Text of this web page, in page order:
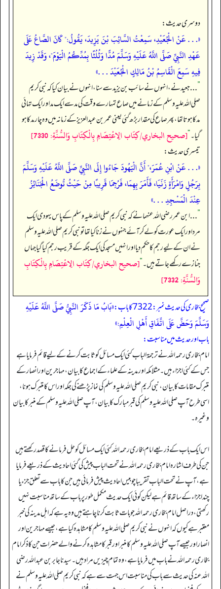
دوسری حدیث:
«. . . عَنْ الْجُعَيْدِ، سَمِعْتُ السَّائِبَ بْنَ يَزِيدَ، يَقُولُ:" كَانَ الصَّاعُ عَلَى
عَهْدِ النَّبِيِّ صَلَّى اللَّهُ عَلَيْهِ وَسَلَّمَ مُدًّا وَثُلُثًا بِمُدِّكُمُ الْيَوْمَ"، وَقَدْ زِيدَ
فِيهِ سَمِعَ الْقَاسِمُ بْنُ مَالِكٍ الْجُعَيْدَ . . .»
”. . . جعید نے، انہوں نے سائب بن یزید سے سنا، انہوں نے بیان کیا کہ نبی کریم
صلی اللہ علیہ وسلم کے زمانے میں صاع تمہارے وقت کی مد سے ایک مد اور ایک تہائی
مد کا ہوتا تھا، پھر صاع کی مقدار بڑھ گئی یعنی عمر بن عبدالعزیز کے زمانہ میں وہ چار مد کا ہو
گیا۔“[صحيح البخاري/كِتَاب الِاعْتِصَامِ بِالْكِتَابِ وَالسُّنَّةِ: 7330]
تیسری حدیث:
«. . . عَنْ ابْنِ عُمَرَ،" أَنَّ الْيَهُودَ جَاءُوا إِلَى النَّبِيِّ صَلَّى اللَّهُ عَلَيْهِ وَسَلَّمَ
بِرَجُلٍ وَامْرَأَةٍ زَنَيَا، فَأَمَرَ بِهِمَا، فَرُجِمَا قَرِيبًا مِنْ حَيْثُ تُوضَعُ الْجَنَائِزُ
عِنْدَ الْمَسْجِدِ . . .»
”. . . ابن عمر رضی اللہ عنہما نے کہ نبی کریم صلی اللہ علیہ وسلم کے پاس یہودی ایک
مرد اور ایک عورت کو لے کر آئے جنہوں نے زنا کیا تھا تو نبی کریم صلی اللہ علیہ وسلم
نے ان کے لیے رجم کا حکم دیا اور انہیں مسجد کی ایک جگہ کے قریب رجم کیا گیا جہاں
جنازے رکھے جاتے ہیں۔“[صحيح البخاري/كِتَاب الِاعْتِصَامِ بِالْكِتَابِ
وَالسُّنَّةِ: 7332]
صحیح بخاری کی حدیث نمبر: 7322 کا باب:
«بَابُ مَا ذَكَرَ النَّبِيُّ صَلَّى اللَّهُ عَلَيْهِ
وَسَلَّمَ وَحَضَّ عَلَى اتِّفَاقِ أَهْلِ الْعِلْمِ:»
باب اور حدیث میں مناسبت:
امام بخاری رحمہ اللہ نے ترجمۃ الباب کئی ایک مسائل کو ثابت کرنے کے لیے قائم فرمایا ہے
جس کے کئی اجزاء ہیں۔ مثلا مکہ اور مدینہ کے علماء کے اجماع کا بیان، مہاجرین اور انصار کے
متبرک مقامات کا بیان، نبی کریم صلی اللہ علیہ وسلم کی نماز پڑھنے کی جگہ اور اس کا متبرک ہونا،
اسی طرح آپ صلی اللہ علیہ وسلم کی قبر مبارک کا بیان، آپ صلی اللہ علیہ وسلم کے منبر کا بیان
وغیرہ۔
اس ایک باب کے ذریعے امام بخاری رحمہ اللہ کئی ایک مسائل کو حل فرمانے کا قصد رکھتے ہیں
جن کی طرف اشارہ امام بخاری رحمہ اللہ نے تحت الباب پیش کی گئی احادیث کے ذریعے فرمایا
ہے، آپ نے تحت الباب تقریبا چوبیس احادیث پیش فرمائی ہیں جن کا باب سے تعلق جزء یا
چند اجزاء کے ساتھ قائم ہے لیکن کوئی ایک حدیث مکمل طور پر باب کے ساتھ مناسبت نہیں
رکھتی، دراصل امام بخاری رحمہ اللہ جو بات ثابت کرنا چاہتے ہیں وہ یہ ہے کہ اہل مدینہ کی خبر
معتبر ہے کیوں کہ انہوں نے نبی کریم صلی اللہ علیہ وسلم کا مشاہدہ کیا ہے، جیسے مہاجرین اور
انصار اور جیسے آپ صلی اللہ علیہ وسلم کا منبر اور قبر کا مشاہدہ کرنے والے حضرات جن کا ذکر امام
بخاری رحمہ اللہ نے باب میں فرمایا ہے، وہ تمام چیزیں مراد ہیں۔ سیدنا جابر بن عبداللہ رضی
اللہ عنہ کی حدیث سے باب کی مناسبت اس جہت سے ہے کہ نبی کریم صلی اللہ علیہ وسلم نے